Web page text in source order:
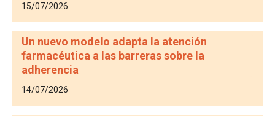
15/07/2026
Un nuevo modelo adapta la atención
farmacéutica a las barreras sobre la
adherencia
14/07/2026